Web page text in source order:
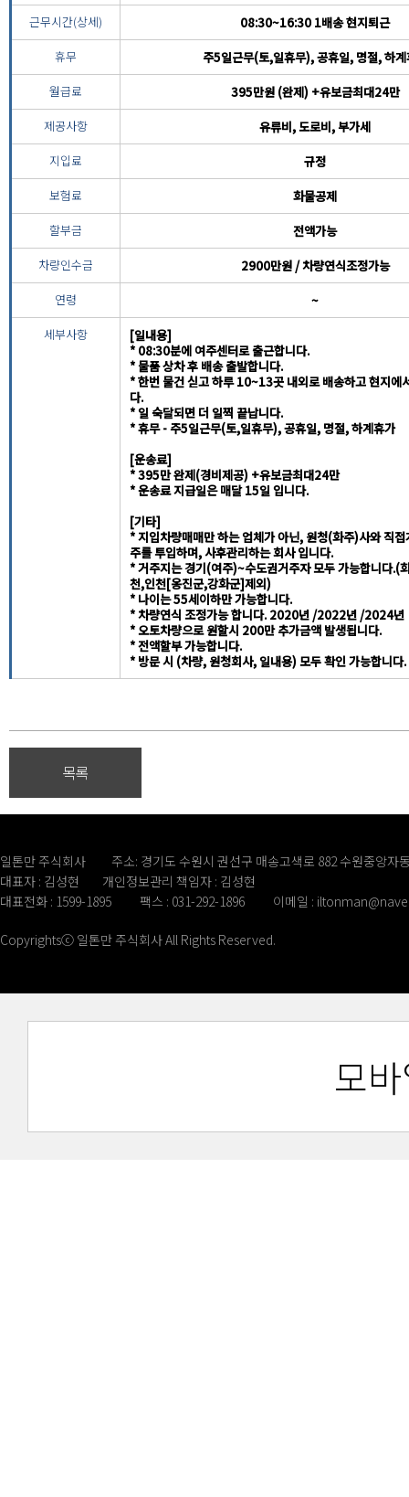
근무시간(상세)
08:30~16:30 1배송 현지퇴근
휴무
주5일근무(토,일휴무), 공휴일, 명절, 하계
월급료
395만원 (완제) +유보금최대24만
제공사항
유류비, 도로비, 부가세
지입료
규정
보험료
화물공제
할부금
전액가능
차량인수금
2900만원 / 차량연식조정가능
연령
~
세부사항
[일내용]
* 08:30분에 여주센터로 출근합니다.
* 물품 상차 후 배송 출발합니다.
* 한번 물건 싣고 하루 10~13곳 내외로 배송하고 현지에
다.
* 일 숙달되면 더 일찍 끝납니다.
* 휴무 - 주5일근무(토,일휴무), 공휴일, 명절, 하계휴가
[운송료]
* 395만 완제(경비제공) +유보금최대24만
* 운송료 지급일은 매달 15일 입니다.
[기타]
* 지입차량매매만 하는 업체가 아닌, 원청(화주)사와 직접
주를 투입하며, 사후관리하는 회사 입니다.
* 거주지는 경기(여주)~수도권거주자 모두 가능합니다.(
천,인천[옹진군,강화군]제외)
* 나이는 55세이하만 가능합니다.
* 차량연식 조정가능 합니다. 2020년 /2022년 /2024년
* 오토차량으로 원할시 200만 추가금액 발생됩니다.
* 전액할부 가능합니다.
* 방문 시 (차량, 원청회사, 일내용) 모두 확인 가능합니다.
목록
일톤만 주식회사
주소: 경기도 수원시 권선구 매송고색로 882 수원중앙자
대표자 : 김성현
개인정보관리 책임자 : 김성현
대표전화 : 1599-1895
팩스 : 031-292-1896 이메일 :
Copyrightsⓒ 일톤만 주식회사 All Rights Reserved.
모